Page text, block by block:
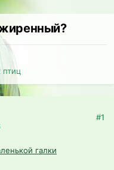
птиц
#1
галки